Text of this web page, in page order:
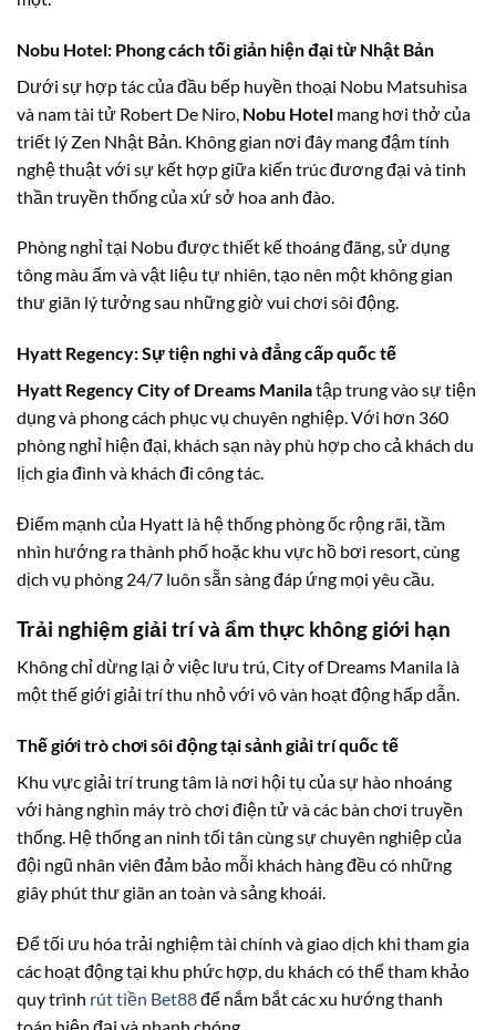
Nobu Hotel: Phong cách tối giản hiện đại từ Nhật Bản
Dưới sự hợp tác của đầu bếp huyền thoại Nobu Matsuhisa
và nam tài tử Robert De Niro, Nobu Hotel mang hơi thở của
triết lý Zen Nhật Bản. Không gian nơi đây mang đậm tính
nghệ thuật với sự kết hợp giữa kiến trúc đương đại và tinh
thần truyền thống của xứ sở hoa anh đào.
Phòng nghỉ tại Nobu được thiết kế thoáng đãng, sử dụng
tông màu ấm và vật liệu tự nhiên, tạo nên một không gian
thư giãn lý tưởng sau những giờ vui chơi sôi động.
Hyatt Regency: Sự tiện nghi và đẳng cấp quốc tế
Hyatt Regency City of Dreams Manilatập trung vào sự tiện
dụng và phong cách phục vụ chuyên nghiệp. Với hơn 360
phòng nghỉ hiện đại, khách sạn này phù hợp cho cả khách du
lịch gia đình và khách đi công tác.
Điểm mạnh của Hyatt là hệ thống phòng ốc rộng rãi, tầm
nhìn hướng ra thành phố hoặc khu vực hồ bơi resort, cùng
dịch vụ phòng 24/7 luôn sẵn sàng đáp ứng mọi yêu cầu.
Trải nghiệm giải trí và ẩm thực không giới hạn
Không chỉ dừng lại ở việc lưu trú, City of Dreams Manila là
một thế giới giải trí thu nhỏ với vô vàn hoạt động hấp dẫn.
Thế giới trò chơi sôi động tại sảnh giải trí quốc tế
Khu vực giải trí trung tâm là nơi hội tụ của sự hào nhoáng
với hàng nghìn máy trò chơi điện tử và các bàn chơi truyền
thống. Hệ thống an ninh tối tân cùng sự chuyên nghiệp của
đội ngũ nhân viên đảm bảo mỗi khách hàng đều có những
giây phút thư giãn an toàn và sảng khoái.
Để tối ưu hóa trải nghiệm tài chính và giao dịch khi tham gia
các hoạt động tại khu phức hợp, du khách có thể tham khảo
quy trình rút tiền Bet88để nắm bắt các xu hướng thanh